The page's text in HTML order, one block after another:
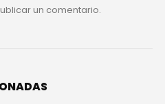
un comentario.